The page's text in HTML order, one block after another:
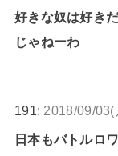
好きな奴は好き
じゃねーわ
191: 2018/09/
日本もバトルロ